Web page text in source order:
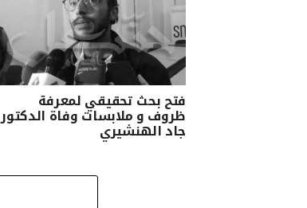
فتح بحث تحقيقي لمعرفة
ظروف و ملابسات وفاة الدكتور
جاد الهنشيري